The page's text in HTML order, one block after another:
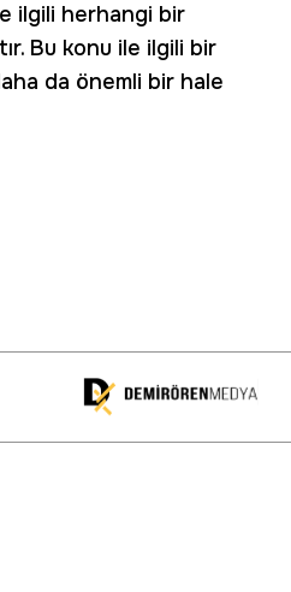
ilgili herhangi bir
Bu konu ile ilgili bir
da önemli bir hale